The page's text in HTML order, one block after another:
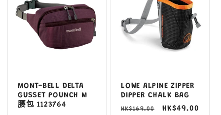
MONT-BELL DELTA
GUSSET POUNCH M
腰包 1123764
LOWE ALPINE ZIPPER
DIPPER CHALK BAG
定
HK$169.00
售
HK$49.00